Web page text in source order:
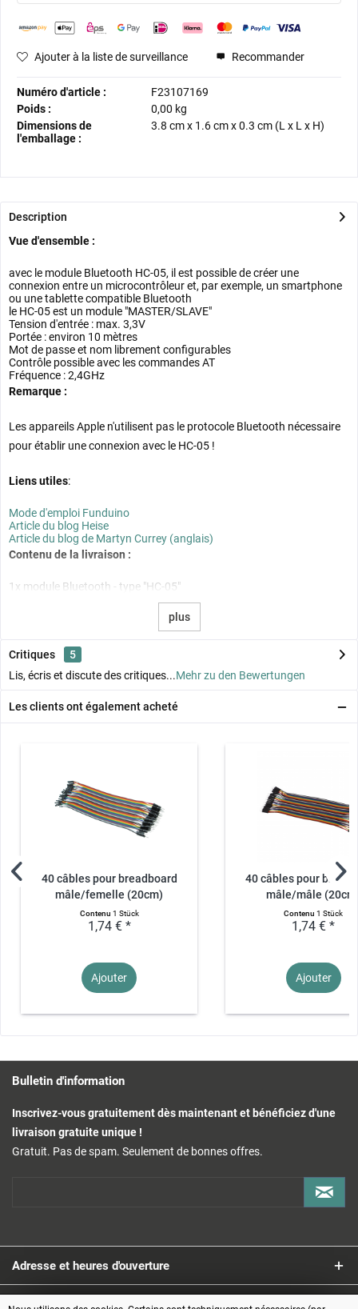
Ajouter à la liste de surveillance Recommander
Numéro d'article :
F23107169
Poids :
0,00 kg
Dimensions de
l'emballage :
3.8 cmx 1.6 cmx0.3 cm (L x L x H)
Description
Vue d'ensemble :
avec le module Bluetooth HC-05, il est possible de créer une
connexion entre un microcontrôleur et, par exemple, un smartphone
ou une tablette compatible Bluetooth
le HC-05 est un module "MASTER/SLAVE"
Tension d'entrée : max. 3,3V
Portée : environ 10 mètres
Mot de passe et nom librement configurables
Contrôle possible avec les commandes AT
Fréquence : 2,4GHz
Remarque :
Les appareils Apple n'utilisent pas le protocole Bluetooth nécessaire
pour établir une connexion avec le HC-05 !
Liens utiles:
Mode d'emploi Funduino
Article du blog Heise
Article du blog de Martyn Currey (anglais)
Contenu de la livraison :
1x module Bluetooth - type "HC-05"
plus
Critiques
5
Lis, écris et discute des critiques...Mehr zu den Bewertungen
Les clients ont également acheté
40 câbles pour breadboard
mâle/femelle (20cm)
Contenu 1 Stück
1,74 € *
Ajouter
40 câbles pour
mâle/mâle
Contenu1 Stück
1,74 € *
Ajouter
Bulletin d'information
Inscrivez-vous gratuitement dès maintenant et bénéficiez d'une
livraison gratuite unique !
Gratuit. Pas de spam. Seulement de bonnes offres.
Adresse et heures d'ouverture
Service